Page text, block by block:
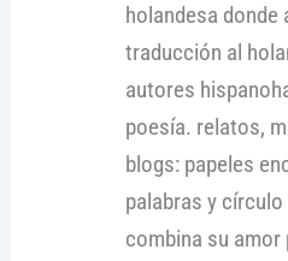
holandesa donde
traducción al
autores
poesía. relatos,
blogs: papeles
palabras y
combina su